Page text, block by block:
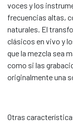
voces y los
frecuencias altas,
naturales. El
clásicos en vivo y
que la mezcla sea
como si las
originalmente una
Otras